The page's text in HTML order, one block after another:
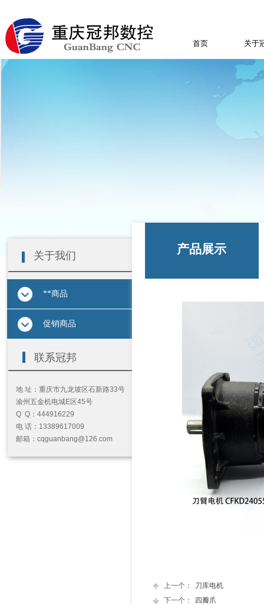
首页 关于
上一个：
刀库电机
下一个：
四瓣爪
产品展示
**商品
促销商品
地 址：重庆市九龙坡区石新路33号
渝州五金机电城E区45号
Q Q：444916229
电 话：13389617009
邮箱：cqguanbang@126.com
联系冠邦
关于我们